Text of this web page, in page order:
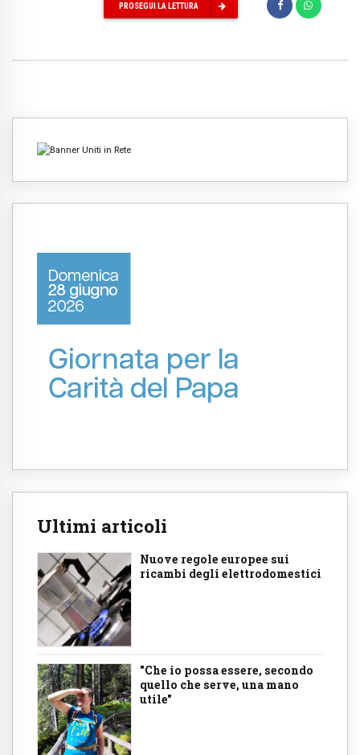
PROSEGUI LA LETTURA
Ultimi articoli
Nuove regole europee sui
ricambi degli elettrodomestici
"Che io possa essere, secondo
quello che serve, una mano
utile"